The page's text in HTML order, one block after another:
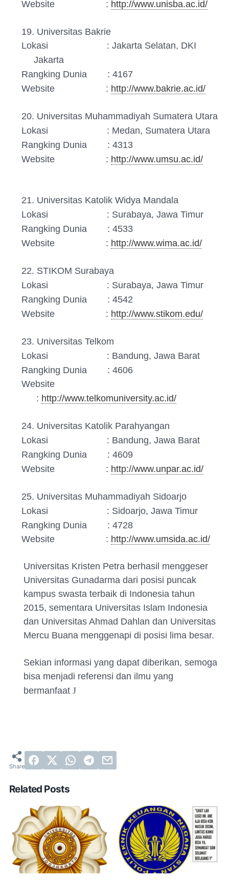
Website : http://www.unisba.ac.id/
19. Universitas Bakrie
Lokasi : Jakarta Selatan, DKI
Jakarta
Rangking Dunia : 4167
Website : http://www.bakrie.ac.id/
20. Universitas Muhammadiyah Sumatera Utara
Lokasi : Medan, Sumatera Utara
Rangking Dunia : 4313
Website : http://www.umsu.ac.id/
21. Universitas Katolik Widya Mandala
Lokasi : Surabaya, Jawa Timur
Rangking Dunia : 4533
Website : http://www.wima.ac.id/
22. STIKOM Surabaya
Lokasi : Surabaya, Jawa Timur
Rangking Dunia : 4542
Website : http://www.stikom.edu/
23. Universitas Telkom
Lokasi : Bandung, Jawa Barat
Rangking Dunia : 4606
Website
: http://www.telkomuniversity.ac.id/
24. Universitas Katolik Parahyangan
Lokasi : Bandung, Jawa Barat
Rangking Dunia : 4609
Website : http://www.unpar.ac.id/
25. Universitas Muhammadiyah Sidoarjo
Lokasi : Sidoarjo, Jawa Timur
Rangking Dunia : 4728
Website : http://www.umsida.ac.id/
Universitas Kristen Petra berhasil menggeser
Universitas Gunadarma dari posisi puncak
kampus swasta terbaik di Indonesia tahun
2015, sementara Universitas Islam Indonesia
dan Universitas Ahmad Dahlan dan Universitas
Mercu Buana menggenapi di posisi lima besar.
Sekian informasi yang dapat diberikan, semoga
bisa menjadi referensi dan ilmu yang
bermanfaatJ
Related Posts